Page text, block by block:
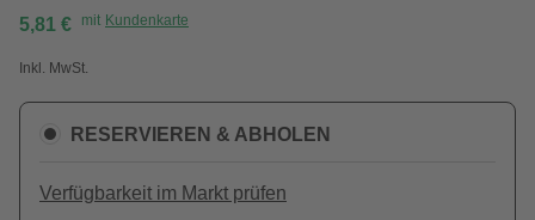
5,81 € mit Kundenkarte
Inkl. MwSt.
RESERVIEREN & ABHOLEN
Verfügbarkeit im Markt prüfen